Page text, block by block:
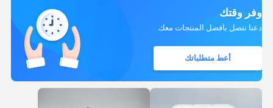
وفر وقتك
دعنا نتصل بأفضل المنتجات معك.
أعط متطلباتك